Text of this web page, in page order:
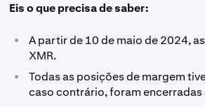
Eis o que precisa de saber:
•
A partir de 10 de maio de 2024,
XMR.
•
Todas as posições de margem
caso contrário, foram